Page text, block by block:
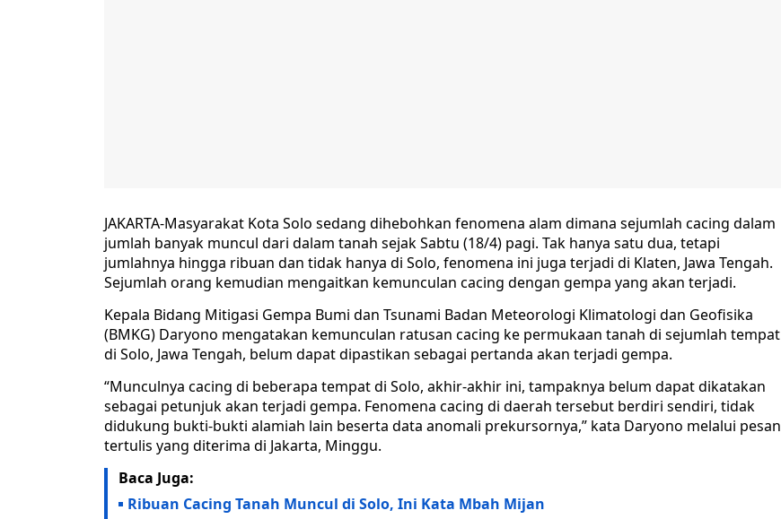
JAKARTA-Masyarakat Kota Solo sedang dihebohkan fenomena alam dimana sejumlah cacing dalam
jumlah banyak muncul dari dalam tanah sejak Sabtu (18/4) pagi. Tak hanya satu dua, tetapi
jumlahnya hingga ribuan dan tidak hanya di Solo, fenomena ini juga terjadi di Klaten, Jawa Tengah.
Sejumlah orang kemudian mengaitkan kemunculan cacing dengan gempa yang akan terjadi.
Kepala Bidang Mitigasi Gempa Bumi dan Tsunami Badan Meteorologi Klimatologi dan Geofisika
(BMKG) Daryono mengatakan kemunculan ratusan cacing ke permukaan tanah di sejumlah tempat
di Solo, Jawa Tengah, belum dapat dipastikan sebagai pertanda akan terjadi gempa.
“Munculnya cacing di beberapa tempat di Solo, akhir-akhir ini, tampaknya belum dapat dikatakan
sebagai petunjuk akan terjadi gempa. Fenomena cacing di daerah tersebut berdiri sendiri, tidak
didukung bukti-bukti alamiah lain beserta data anomali prekursornya,” kata Daryono melalui pesan
tertulis yang diterima di Jakarta, Minggu.
Baca Juga:
Ribuan Cacing Tanah Muncul di Solo, Ini Kata Mbah Mijan